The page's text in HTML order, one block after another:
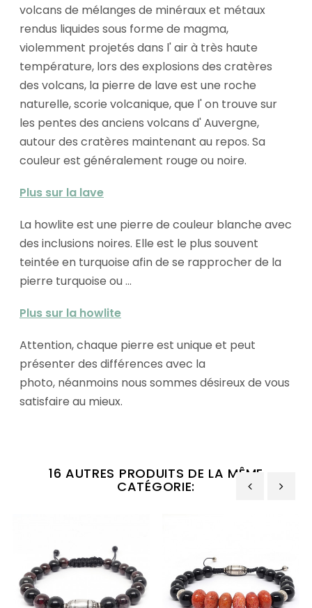
volcans de mélanges de minéraux et métaux
rendus liquides sous forme de magma,
violemment projetés dans l' air à très haute
température, lors des explosions des cratères
des volcans, la pierre de lave est une roche
naturelle, scorie volcanique, que l' on trouve sur
les pentes des anciens volcans d' Auvergne,
autour des cratères maintenant au repos. Sa
couleur est généralement rouge ou noire.
Plus sur la lave
La howlite est une pierre de couleur blanche avec
des inclusions noires. Elle est le plus souvent
teintée en turquoise afin de se rapprocher de la
pierre turquoise ou ...
Plus sur la howlite
Attention, chaque pierre est unique et peut
présenter des différences avec la
photo, néanmoins nous sommes désireux de vous
satisfaire au mieux.
16 AUTRES PRODUITS DE LA MÊME
CATÉGORIE: